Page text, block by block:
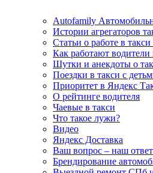
Autofamily
Истории агрегаторов
Статьи о работе в
Как работают
Шутки и анекдоты о
Поездки в такси с
Приоритет в Яндекс
О рейтинге водителя
Чаевые в такси
Что такое лужи?
Видео
Яндекс Доставка
Ваш вопрос – наш
Брендирование